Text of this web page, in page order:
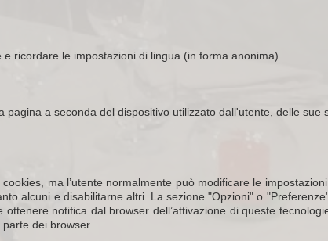
ricordare le impostazioni di lingua (in forma anonima)
pagina a seconda del dispositivo utilizzato dall'utente, delle
ma l’utente normalmente può modificare le
alcuni e disabilitarne altri. La sezione "Opzioni" o
notifica dal browser dell’attivazione di queste
dei browser.